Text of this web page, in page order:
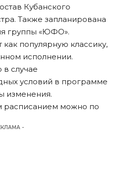
Кубанского
Также запланирована
группы «ЮФО».
популярную классику,
исполнении.
случае
условий в программе
изменения.
расписанием можно по
-